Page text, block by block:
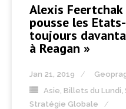
Alexis Feertchak
pousse les
toujours
à Reagan »
Jan 21, 2019
Asie Billets du Lundi
Stratégie Globale